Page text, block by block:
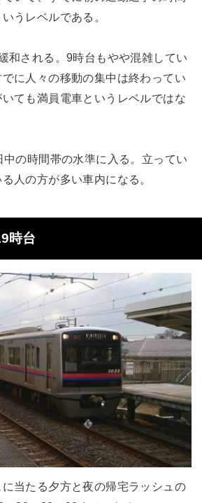
うレベルである。
和される。9時台もやや混雑してい
に人々の移動の集中は終わってい
ても満員電車というレベルではな
の時間帯の水準に入る。立ってい
人の方が多い車内になる。
時台
当たる夕方と夜の帰宅ラッシュの